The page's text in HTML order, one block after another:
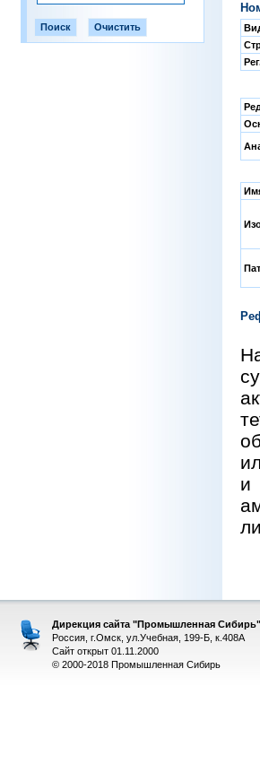
и
Дирекция сайта "Промышленная Сибирь"
Россия, г.Омск, ул.Учебная, 199-Б, к.408А
Сайт открыт 01.11.2000
© 2000-2018 Промышленная Сибирь